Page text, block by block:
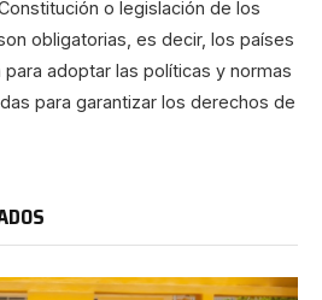
o legislación de los
obligatorias, es decir, los países
adoptar las políticas y normas
para garantizar los derechos de